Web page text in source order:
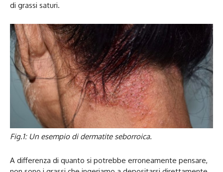
di grassi saturi.
Fig.1: Un esempio di dermatite seborroica.
A differenza di quanto si potrebbe erroneamente pensare,